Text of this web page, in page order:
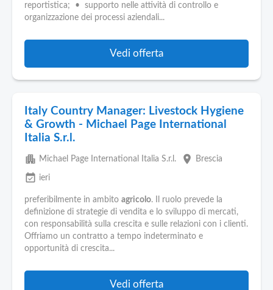
reportistica; • supporto nelle attività di controllo e
organizzazione dei processi aziendali...
Vedi offerta
Italy Country Manager: Livestock Hygiene
& Growth - Michael Page International
Italia S.r.l.
apartment Michael Page International Italia S.r.l. place Brescia
event_available ieri
preferibilmente in ambito agricolo. Il ruolo prevede la
definizione di strategie di vendita e lo sviluppo di mercati,
con responsabilità sulla crescita e sulle relazioni con i clienti.
Offriamo un contratto a tempo indeterminato e
opportunità di crescita...
Vedi offerta